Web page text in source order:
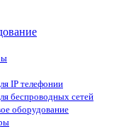
IP телефонии
беспроводных сетей
оборудование